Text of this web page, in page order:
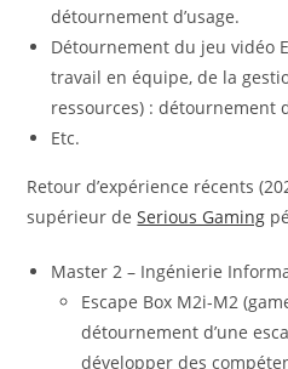
détournement d’usage.
Détournement du jeu vidéo
travail en équipe, de la
ressources) : détournement
Etc.
Retour d’expérience récents
supérieur deSerious Gaming
Master 2 – Ingénierie
Escape Box M2i-M2
détournement d’une
développer des